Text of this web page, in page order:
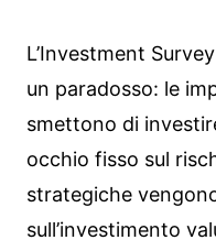
L’Investment
un paradosso: le
smettono di
occhio fisso sul
strategiche
sull’investimento